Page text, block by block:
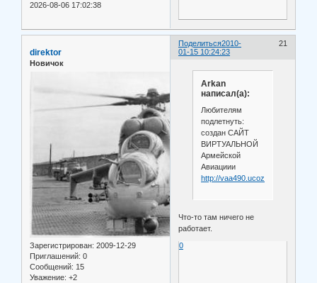
2026-08-06 17:02:38
Поделиться 21
2010-
01-15 10:24:23
direktor
Новичок
Зарегистрирован: 2009-12-29
Приглашений: 0
Сообщений: 15
Уважение: +2
Arkan
написал(а):
Любителям
подлетнуть:
создан САЙТ
ВИРТУАЛЬНОЙ
Армейской
Авиациии
http://vaa490.ucoz.ru/
Что-то там ничего не
работает.
0